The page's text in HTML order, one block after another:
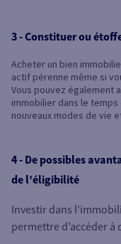
3 - Constituer ou
Acheter un bien
actif pérenne même si
Vous pouvez également
immobilier dans le temps
nouveaux modes de vie
4 - De possibles
de l’éligibilité
Investir dans
permettre d’accéder